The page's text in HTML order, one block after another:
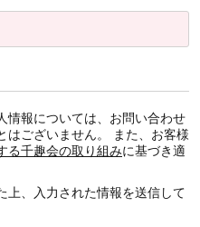
情報については、お問い合わせ
はございません。 また、お客様
る千趣会の取り組みに基づき適
上、入力された情報を送信して